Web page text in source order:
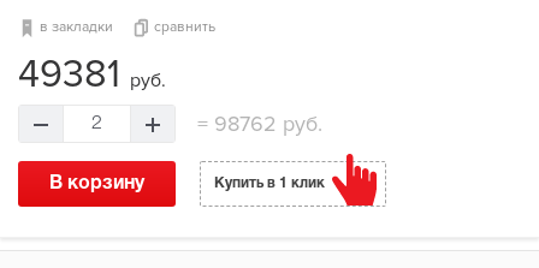
в закладки сравнить
49381 руб.
2 =98762 руб.
В корзину Купить в 1 клик